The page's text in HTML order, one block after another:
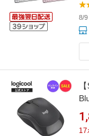
8/9
17